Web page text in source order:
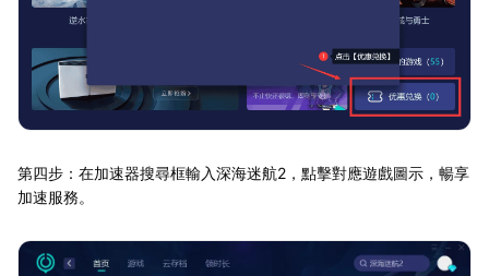
第四步：在加速器搜尋框輸入深海迷航2，點擊對應遊戲圖示，暢享
加速服務。